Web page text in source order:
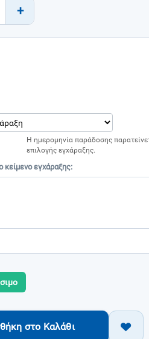
+
Η ημερομηνία παράδοσης
επιλογής εγχάραξης.
κείμενο εγχάραξης:
στο Καλάθι